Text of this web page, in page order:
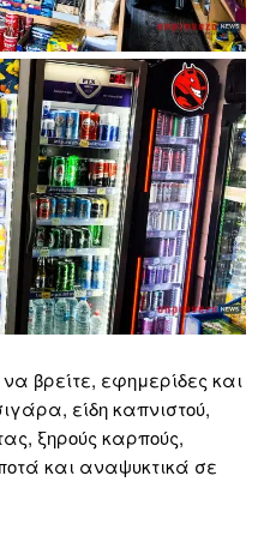
βρείτε, εφημερίδες και
είδη καπνιστού,
ξηρούς καρπούς,
και αναψυκτικά σε